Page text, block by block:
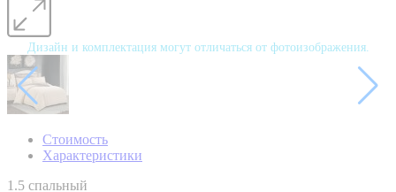
Дизайн и комплектация могут отличаться от фотоизображения.
Стоимость
Характеристики
1.5 спальный